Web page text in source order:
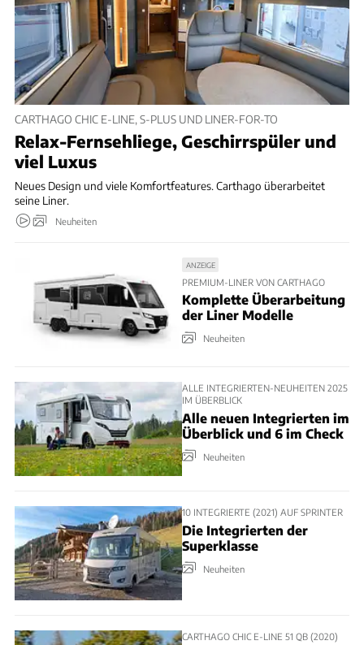
CARTHAGO CHIC E-LINE, S-PLUS UND LINER-FOR-TO
Relax-Fernsehliege, Geschirrspüler und
viel Luxus
Neues Design und viele Komfortfeatures. Carthago überarbeitet
seine Liner.
Neuheiten
ANZEIGE
PREMIUM-LINER VON CARTHAGO
Komplette Überarbeitung
der Liner Modelle
Neuheiten
ALLE INTEGRIERTEN-NEUHEITEN 2025
IM ÜBERBLICK
Alle neuen Integrierten im
Überblick und 6 im Check
Neuheiten
10 INTEGRIERTE (2021) AUF SPRINTER
Die Integrierten der
Superklasse
Neuheiten
CARTHAGO CHIC E-LINE 51 QB (2020)